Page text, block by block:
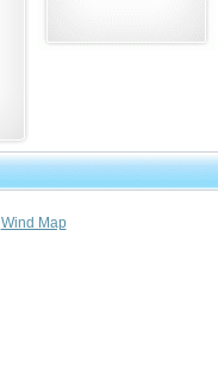
Wind Map